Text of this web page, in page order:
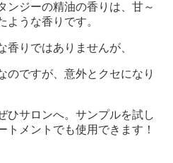
ンジーの精油の香りは、甘～
ような香りです。
香りではありませんが、
のですが、意外とクセになり
ひサロンへ。サンプルを試し
トメントでも使用できます！